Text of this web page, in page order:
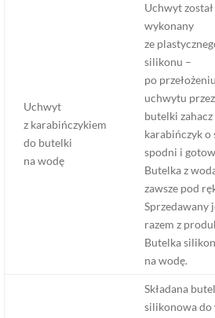
Uchwyt
z karabińczykiem
do butelki
na wodę
Uchwyt został
wykonany
ze
silikonu –
po przełożeniu
uchwytu
butelki zahacz
karabińczyk o
spodni i
Butelka z
zawsze pod
Sprzedawany
razem z
Butelka
na wodę.
Składana
silikonowa do